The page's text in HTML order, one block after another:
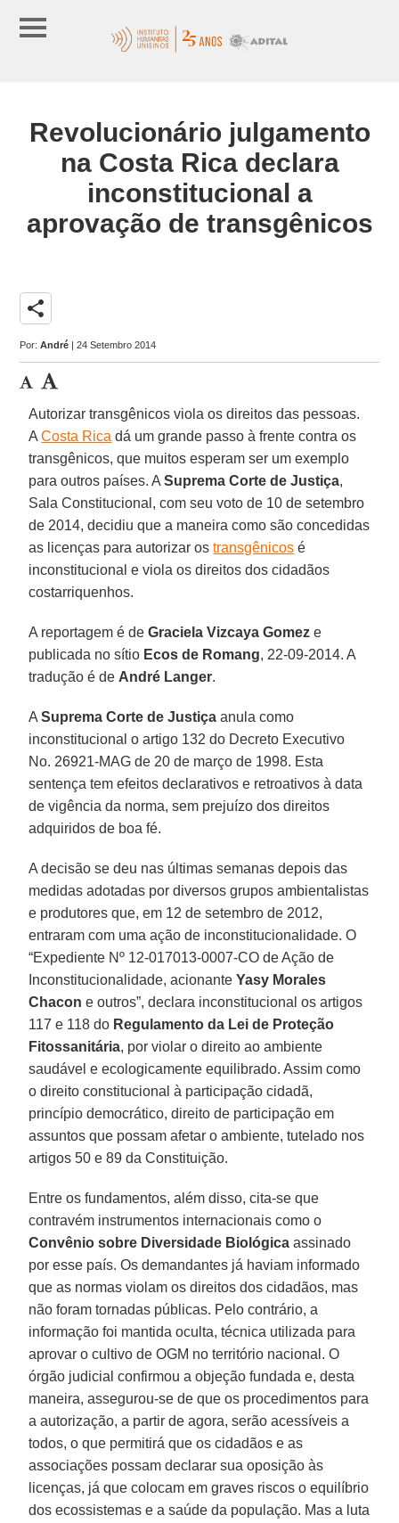
Revolucionário julgamento
na Costa Rica declara
inconstitucional a
aprovação de transgênicos
share
Por:André | 24 Setembro 2014
Autorizar transgênicos viola os direitos das pessoas.
ACosta Rica dá um grande passo à frente contra os
transgênicos, que muitos esperam ser um exemplo
para outros países. ASuprema Corte de Justiça,
Sala Constitucional, com seu voto de 10 de setembro
de 2014, decidiu que a maneira como são concedidas
as licenças para autorizar ostransgênicos é
inconstitucional e viola os direitos dos cidadãos
costarriquenhos.
A reportagem é deGraciela Vizcaya Gomez e
publicada no sítio Ecos de Romang, 22-09-2014. A
tradução é de André Langer.
ASuprema Corte de Justiça anula como
inconstitucional o artigo 132 do Decreto Executivo
No. 26921-MAG de 20 de março de 1998. Esta
sentença tem efeitos declarativos e retroativos à data
de vigência da norma, sem prejuízo dos direitos
adquiridos de boa fé.
A decisão se deu nas últimas semanas depois das
medidas adotadas por diversos grupos ambientalistas
e produtores que, em 12 de setembro de 2012,
entraram com uma ação de inconstitucionalidade. O
“Expediente Nº 12-017013-0007-CO de Ação de
Inconstitucionalidade, acionanteYasy Morales
Chacon e outros”, declara inconstitucional os artigos
117 e 118 do Regulamento da Lei de Proteção
Fitossanitária, por violar o direito ao ambiente
saudável e ecologicamente equilibrado. Assim como
o direito constitucional à participação cidadã,
princípio democrático, direito de participação em
assuntos que possam afetar o ambiente, tutelado nos
artigos 50 e 89 da Constituição.
Entre os fundamentos, além disso, cita-se que
contravém instrumentos internacionais como o
Convênio sobre Diversidade Biológica assinado
por esse país. Os demandantes já haviam informado
que as normas violam os direitos dos cidadãos, mas
não foram tornadas públicas. Pelo contrário, a
informação foi mantida oculta, técnica utilizada para
aprovar o cultivo de OGM no território nacional. O
órgão judicial confirmou a objeção fundada e, desta
maneira, assegurou-se de que os procedimentos para
a autorização, a partir de agora, serão acessíveis a
todos, o que permitirá que os cidadãos e as
associações possam declarar sua oposição às
licenças, já que colocam em graves riscos o equilíbrio
dos ecossistemas e a saúde da população. Mas a luta